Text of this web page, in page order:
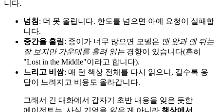
니다.
넘침: 더 못 올립니다. 한도를 넘으면 아예 요청이 실패합
니다.
중간을 흘림: 종이가 너무 많으면 모델은 맨 앞과 맨 뒤는
잘 보지만 가운데를 흘려 읽는 경향이 있습니다(흔히
"Lost in the Middle"이라고 합니다).
느리고 비쌈: 매 턴 책상 전체를 다시 읽으니, 길수록 응
답이 느려지고 비용도 올라갑니다.
그래서 긴 대화에서 갑자기 초반 내용을 잊은 듯한